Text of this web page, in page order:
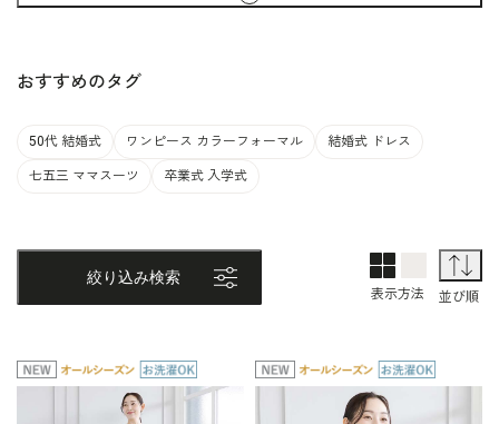
おすすめのタグ
50代 結婚式 ワンピース カラーフォーマル 結婚式 ドレス
七五三 ママスーツ 卒業式 入学式
絞り込み検索
表示方法
1列表示
並び順